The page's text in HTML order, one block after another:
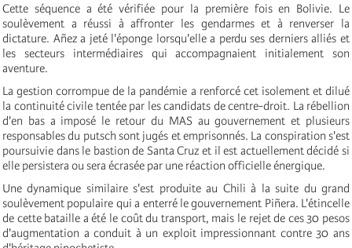
Cette séquence a été vérifiée pour la première fois en Bolivie. Le
soulèvement a réussi à affronter les gendarmes et à renverser la
dictature. Añez a jeté l'éponge lorsqu'elle a perdu ses derniers alliés et
les secteurs intermédiaires qui accompagnaient initialement son
aventure.
La gestion corrompue de la pandémie a renforcé cet isolement et dilué
la continuité civile tentée par les candidats de centre-droit. La rébellion
d'en bas a imposé le retour du MAS au gouvernement et plusieurs
responsables du putsch sont jugés et emprisonnés. La conspiration s'est
poursuivie dans le bastion de Santa Cruz et il est actuellement décidé si
elle persistera ou sera écrasée par une réaction officielle énergique.
Une dynamique similaire s'est produite au Chili à la suite du grand
soulèvement populaire qui a enterré le gouvernement Piñera. L'étincelle
de cette bataille a été le coût du transport, mais le rejet de ces 30 pesos
d'augmentation a conduit à un exploit impressionnant contre 30 ans